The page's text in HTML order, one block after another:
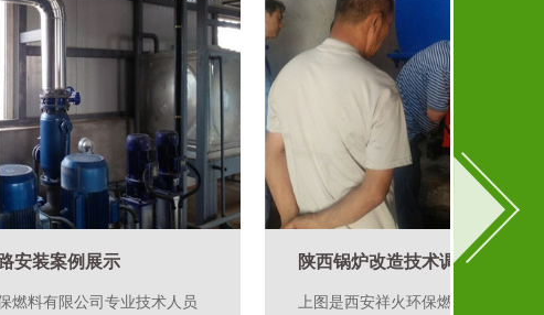
陕西锅炉改造技术调试
上图是西安祥火环保燃料有限公司专业技术人员